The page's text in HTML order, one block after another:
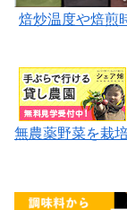
焙炒温度や焙煎
無農薬野菜を栽